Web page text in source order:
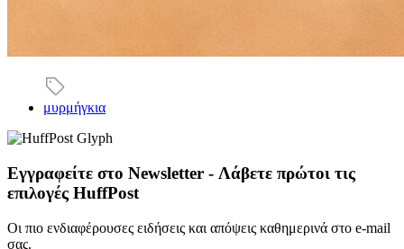
μυρμήγκια
Εγγραφείτε στο Newsletter - Λάβετε πρώτοι τις
επιλογές HuffPost
Οι πιο ενδιαφέρουσες ειδήσεις και απόψεις καθημερινά στο e-mail
σας.